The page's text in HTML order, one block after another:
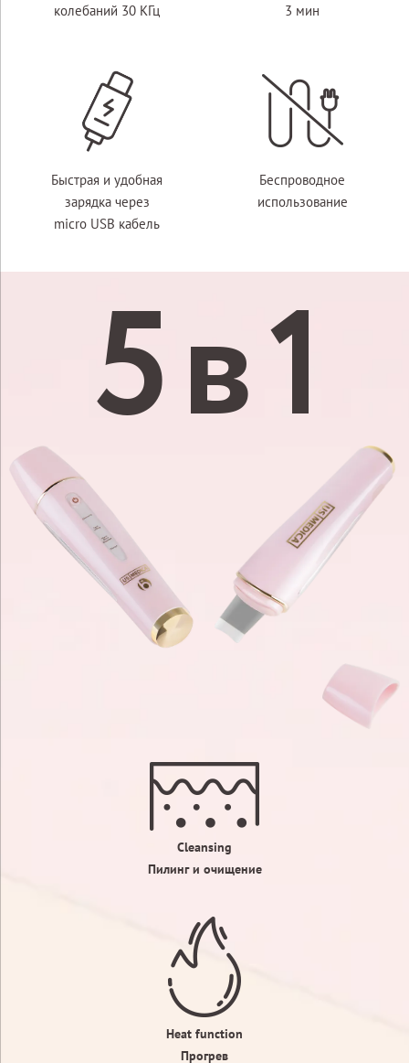
колебаний 30 КГц
3 мин
Быстрая и удобная
зарядка через
micro USB кабель
Беспроводное
использование
5 в 1
Cleansing
Пилинг и очищение
Heat function
Прогрев